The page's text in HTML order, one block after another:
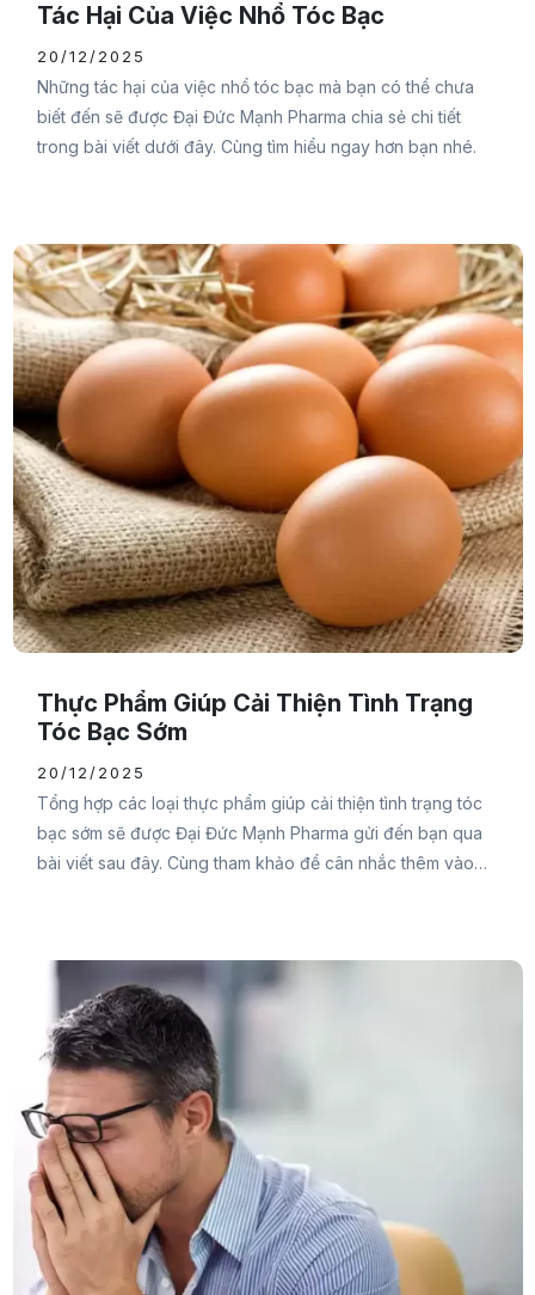
Tác Hại Của Việc Nhổ Tóc Bạc
20/12/2025
Những tác hại của việc nhổ tóc bạc mà bạn có thể chưa
biết đến sẽ được Đại Đức Mạnh Pharma chia sẻ chi tiết
trong bài viết dưới đây. Cùng tìm hiểu ngay hơn bạn nhé.
Thực Phẩm Giúp Cải Thiện Tình Trạng
Tóc Bạc Sớm
20/12/2025
Tổng hợp các loại thực phẩm giúp cải thiện tình trạng tóc
bạc sớm sẽ được Đại Đức Mạnh Pharma gửi đến bạn qua
bài viết sau đây. Cùng tham khảo để cân nhắc thêm vào